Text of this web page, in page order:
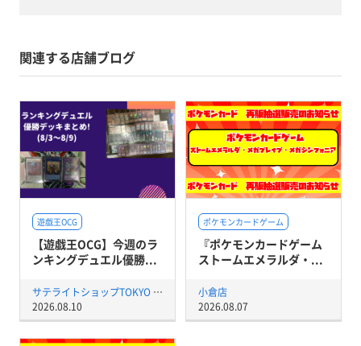
関連する店舗ブログ
遊戯王OCG
【遊戯王OCG】今週のラ
ンキングデュエル優勝...
サテライトショップTOKYO 秋葉原店
2026.08.10
ポケモンカードゲーム
『ポケモンカードゲーム
ストームエメラルダ・...
小倉店
2026.08.07